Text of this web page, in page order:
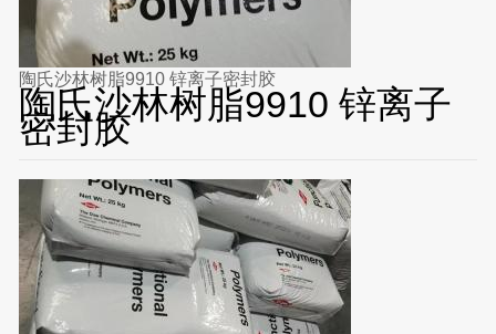
陶氏沙林树脂9910 锌离子密封胶
陶氏沙林树脂9910 锌离子
密封胶